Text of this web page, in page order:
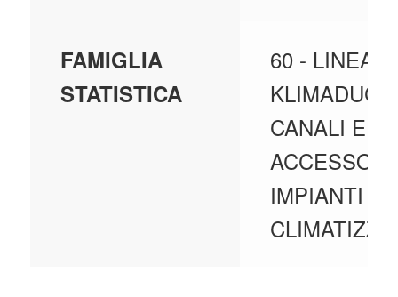
FAMIGLIA
STATISTICA
60 - LINEA
KLIMADUCT
CANALI E
IMPIANTI DI